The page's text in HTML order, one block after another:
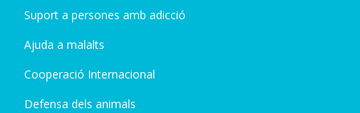
Suport a persones amb adicció
Ajuda a malalts
Cooperació Internacional
Defensa dels animals